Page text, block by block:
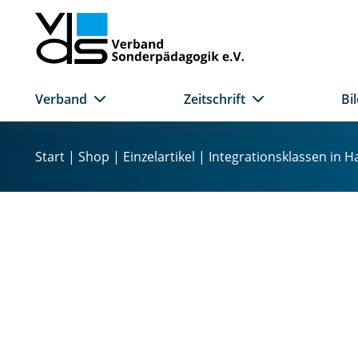
I
Verband Zeitschrift
Start | Shop | Einzelartikel | Integrationsklassen in